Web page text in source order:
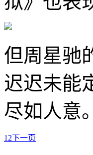
但周星驰
迟迟未能
尽如人意。
1 2下一页